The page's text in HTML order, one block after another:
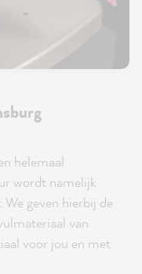
helemaal
wordt namelijk
geven hierbij de
van
voor jou en met